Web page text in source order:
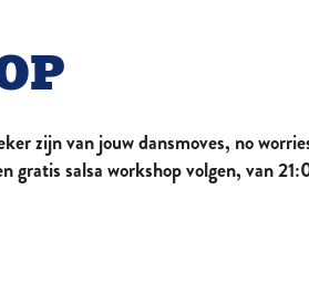
zijn van jouw dansmoves, no
gratis salsa workshop volgen, van